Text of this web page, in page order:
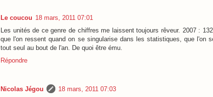
Le coucou 18 mars, 2011 07:01
Les unités de ce genre de chiffres me laissent toujours rêveur. 2007 :
que l'on ressent quand on se singularise dans les statistiques, que l'on
tout seul au bout de l'an. De quoi être ému.
Répondre
Nicolas Jégou
18 mars, 2011 07:03